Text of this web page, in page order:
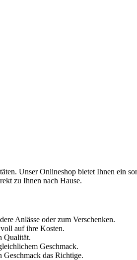
Unser Onlineshop bietet Ihnen ein
zu Ihnen nach Hause.
Anlässe oder zum Verschenken.
auf ihre Kosten.
Qualität.
Geschmack.
Geschmack das Richtige.